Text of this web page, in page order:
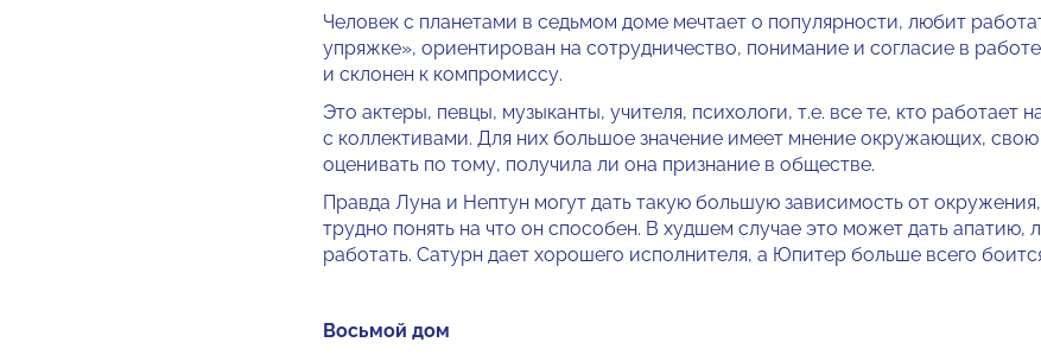
Человек с планетами в седьмом доме мечтает о популярности, любит
упряжке», ориентирован на сотрудниче­ство, понимание и согласие в
и склонен к компромиссу.
Это актеры, певцы, музыканты, учителя, психологи, т.е. все те, кто работает
с коллективами. Для них большое значение имеет мнение окружающих,
оценивать по тому, полу­чила ли она признание в обществе.
Правда Луна и Нептун могут дать такую большую зависимость от
труд­но понять на что он способен. В худшем случае это может дать апа­тию,
работать. Сатурн дает хорошего исполните­ля, а Юпитер больше всего
Восьмой дом